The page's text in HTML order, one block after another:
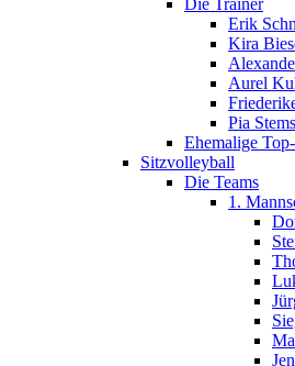
Erik
Kira
Aurel
Pia
Ehemalige
Sitzvolleyball
Die Teams
1.